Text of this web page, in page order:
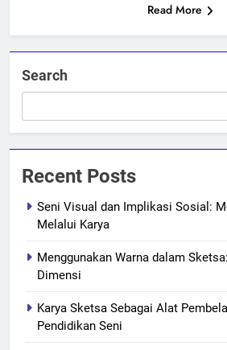
Read More
Search
Recent Posts
Seni Visual dan Implikasi Sosial:
Melalui Karya
Menggunakan Warna dalam
Dimensi
Karya Sketsa Sebagai Alat
Pendidikan Seni